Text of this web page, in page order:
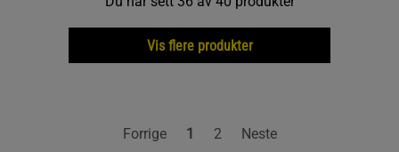
Vis flere produkter
Forrige 1 2 Neste